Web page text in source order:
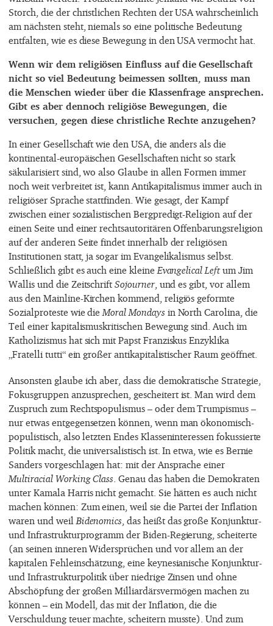
Storch, die der christlichen Rechten der USA wahrscheinlich
am nächsten steht, niemals so eine politische Bedeutung
entfalten, wie es diese Bewegung in den USA vermocht hat.
Wenn wir dem religiösen Einfluss auf die Gesellschaft
nicht so viel Bedeutung beimessen sollten, muss man
die Menschen wieder über die Klassenfrage ansprechen.
Gibt es aber dennoch religiöse Bewegungen, die
versuchen, gegen diese christliche Rechte anzugehen?
In einer Gesellschaft wie den USA, die anders als die
kontinental-europäischen Gesellschaften nicht so stark
säkularisiert sind, wo also Glaube in allen Formen immer
noch weit verbreitet ist, kann Antikapitalismus immer auch in
religiöser Sprache stattfinden. Wie gesagt, der Kampf
zwischen einer sozialistischen Bergpredigt-Religion auf der
einen Seite und einer rechtsautoritären Offenbarungsreligion
auf der anderen Seite findet innerhalb der religiösen
Institutionen statt, ja sogar im Evangelikalismus selbst.
Schließlich gibt es auch eine kleine Evangelical Leftum Jim
Wallis und die ZeitschriftSojourner, und es gibt, vor allem
aus den Mainline-Kirchen kommend, religiös geformte
Sozialproteste wie die Moral Mondays in North Carolina, die
Teil einer kapitalismuskritischen Bewegung sind. Auch im
Katholizismus hat sich mit Papst Franziskus Enzyklika
„Fratelli tutti“ ein großer antikapitalistischer Raum geöffnet.
Ansonsten glaube ich aber, dass die demokratische Strategie,
Fokusgruppen anzusprechen, gescheitert ist. Man wird dem
Zuspruch zum Rechtspopulismus – oder dem Trumpismus –
nur etwas entgegensetzen können, wenn man ökonomisch-
populistisch, also letzten Endes Klasseninteressen fokussierte
Politik macht, die universalistisch ist. In etwa, wie es Bernie
Sanders vorgeschlagen hat: mit der Ansprache einer
Multiracial Working Class. Genau das haben die Demokraten
unter Kamala Harris nicht gemacht. Sie hätten es auch nicht
machen können: Zum einen, weil sie die Partei der Inflation
waren und weilBidenomics, das heißt das große Konjunktur-
und Infrastrukturprogramm der Biden-Regierung, scheiterte
(an seinen inneren Widersprüchen und vor allem an der
kapitalen Fehleinschätzung, eine keynesianische Konjunktur-
und Infrastrukturpolitik über niedrige Zinsen und ohne
Abschöpfung der großen Milliardärsvermögen machen zu
können – ein Modell, das mit der Inflation, die die
Verschuldung teuer machte, scheitern musste). Und zum